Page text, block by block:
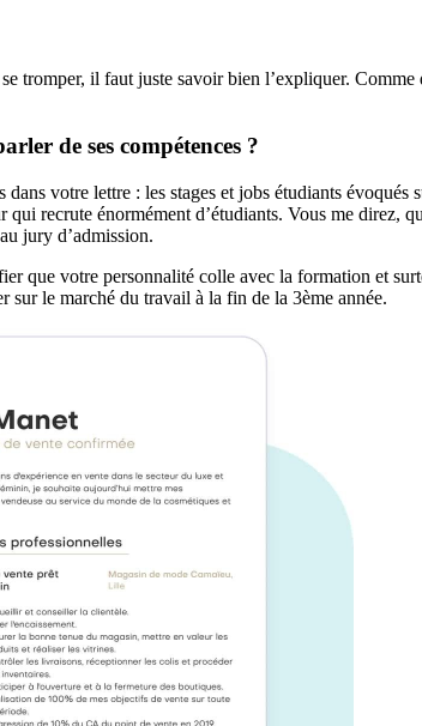
tromper, il faut juste savoir bien l’expliquer. Comme
de ses compétences ?
votre lettre : les stages et jobs étudiants évoqués
qui recrute énormément d’étudiants. Vous me direz,
jury d’admission.
que votre personnalité colle avec la formation et
sur le marché du travail à la fin de la 3ème année.